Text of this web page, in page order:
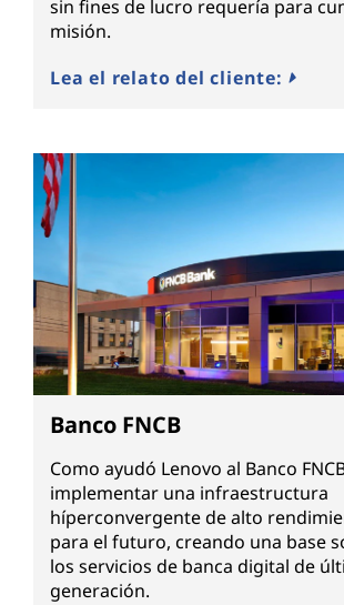
sin fines de lucro requería para
misión.
Lea el relato del cliente:
Banco FNCB
Como ayudó Lenovo al Banco
implementar una infraestructura
híperconvergente de alto
para el futuro, creando una base
los servicios de banca digital de
generación.